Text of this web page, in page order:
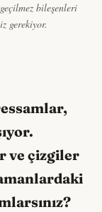
bileşenleri
gerekiyor.
ve çizgiler